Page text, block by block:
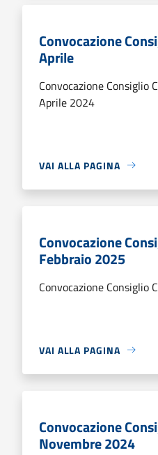
Convocazione
Aprile
Convocazione Consiglio
Aprile 2024
VAI ALLA PAGINA
Convocazione
Febbraio 2025
Convocazione Consiglio
VAI ALLA PAGINA
Convocazione
Novembre 2024